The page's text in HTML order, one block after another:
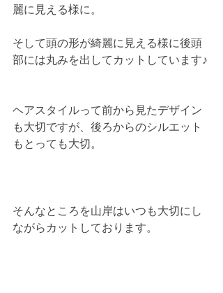
麗に見える様に。
そして頭の形が綺麗に見える様に後頭
部には丸みを出してカットしています♪
ヘアスタイルって前から見たデザイン
も大切ですが、後ろからのシルエット
もとっても大切。
そんなところを山岸はいつも大切にし
ながらカットしております。